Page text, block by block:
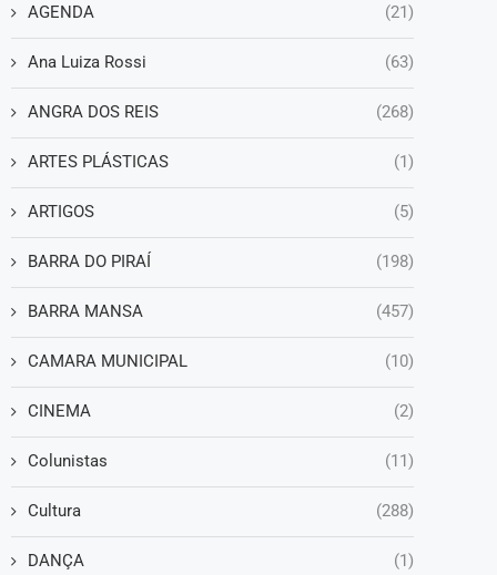
AGENDA (21)
Ana Luiza Rossi (63)
ANGRA DOS REIS (268)
ARTES PLÁSTICAS (1)
ARTIGOS (5)
BARRA DO PIRAÍ (198)
BARRA MANSA (457)
CAMARA MUNICIPAL (10)
CINEMA (2)
Colunistas (11)
Cultura (288)
DANÇA (1)